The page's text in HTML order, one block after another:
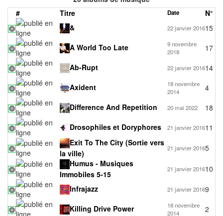
#
Titre Date
N°
&
22 janvier 201615
A World Too Late
9 novembre
2018
17
Ab-Rupt
22 janvier 201614
Axident
18 novembre
2014
4
Difference And Repetition
20 mai 2022
18
Drosophiles et Doryphores
21 janvier 201611
Exit To The City (Sortie vers
la ville)
21 janvier 20165
Humus - Musiques
Immobiles 5-15
21 janvier 201610
Infrajazz
21 janvier 20169
Killing Drive Power
18 novembre
2014
2